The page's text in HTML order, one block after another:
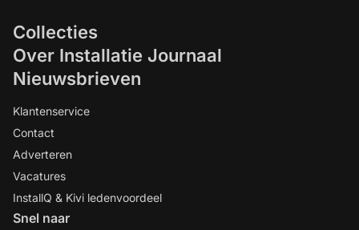
Collecties
Over Installatie Journaal
Nieuwsbrieven
Klantenservice
Contact
Adverteren
Vacatures
InstallQ & Kivi ledenvoordeel
Snel naar